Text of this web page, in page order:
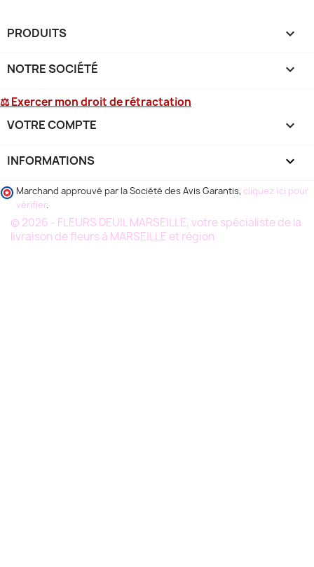
PRODUITS 
NOTRE SOCIÉTÉ 
⚖ Exercer mon droit de rétractation
VOTRE COMPTE 
INFORMATIONS keyboard_arrow_down
Marchand approuvé par la Société des Avis Garantis, cliquez ici pour
vérifier.
© 2026 - FLEURS DEUIL MARSEILLE, votre spécialiste de la
livraison de fleurs à MARSEILLE et région